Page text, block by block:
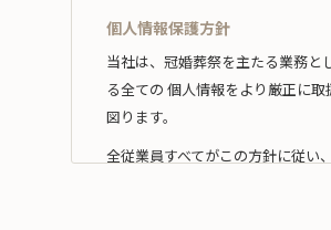
個人情報保護方針
当社は、冠婚葬祭を主たる業務
る全ての 個人情報をより厳正に
図ります。
全従業員すべてがこの方針に従い
1.事業の内容及び規模を考慮